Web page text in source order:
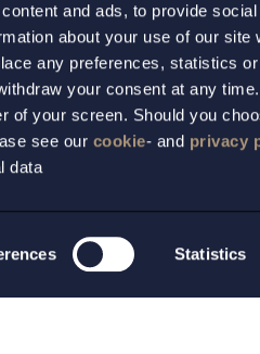
and ads, to provide
about your use of our
any preferences, statistics
your consent at any
of your screen. Should you
see our cookie- and privacy
data
Statistics
oberoende och sekretess.
Disclaimer/Cookies Allmänna villkor